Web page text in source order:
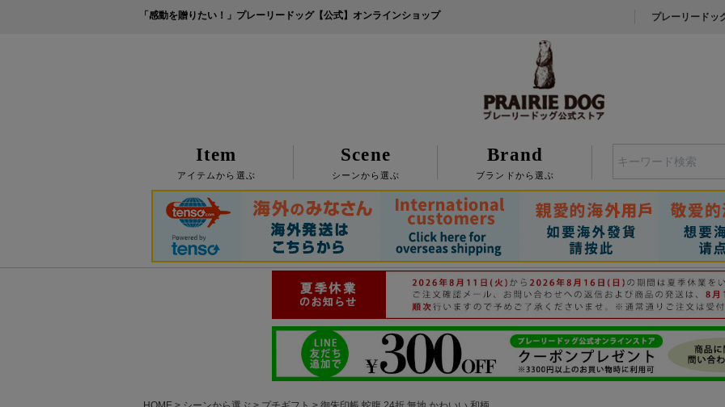
「感動を贈りたい！」プレーリードッグ【公式】オンラインショップ プレーリードッ
Item
アイテムから選ぶ
Scene
シーンから選ぶ
Brand
ブランドから選ぶ
検索